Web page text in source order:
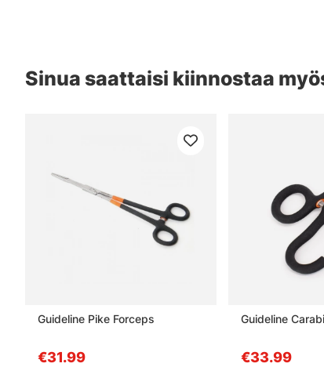
Sinua saattaisi kiinnostaa
Guideline Pike Forceps
€31.99
Guideline
€33.99